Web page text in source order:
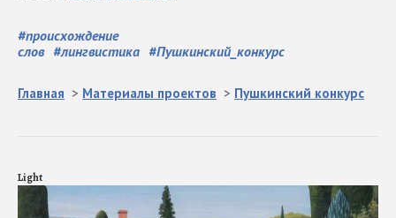
#происхождение
слов #лингвистика #Пушкинский_конкурс
Главная > Материалы проектов > Пушкинский конкурс
Light